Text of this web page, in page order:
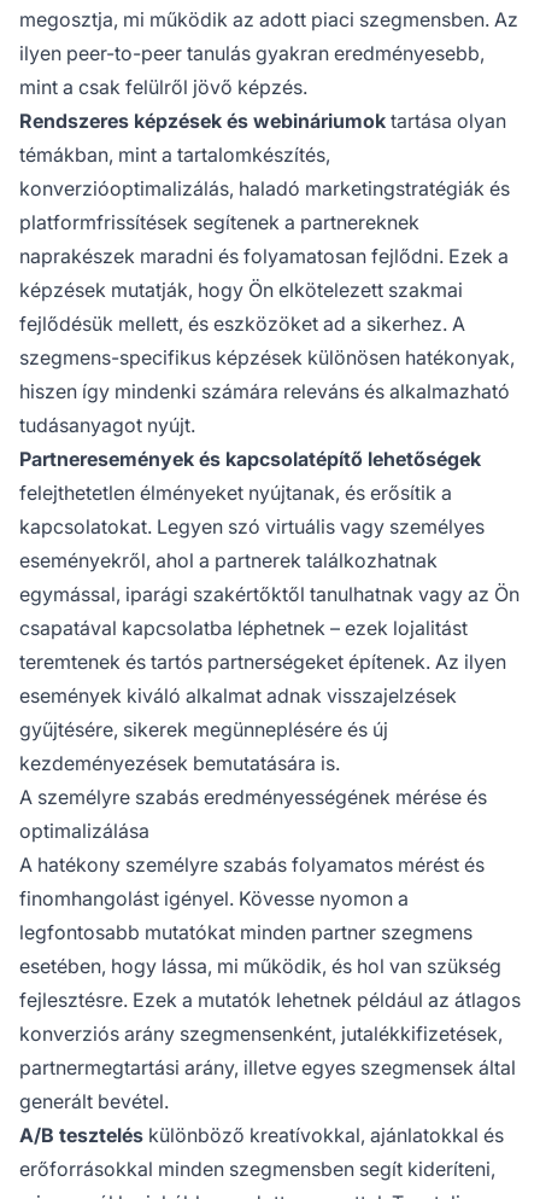
megosztja, mi működik az adott piaci szegmensben. Az
ilyen peer-to-peer tanulás gyakran eredményesebb,
mint a csak felülről jövő képzés.
Rendszeres képzések és webináriumok tartása olyan
témákban, mint a tartalomkészítés,
konverzióoptimalizálás, haladó marketingstratégiák és
platformfrissítések segítenek a partnereknek
naprakészek maradni és folyamatosan fejlődni. Ezek a
képzések mutatják, hogy Ön elkötelezett szakmai
fejlődésük mellett, és eszközöket ad a sikerhez. A
szegmens-specifikus képzések különösen hatékonyak,
hiszen így mindenki számára releváns és alkalmazható
tudásanyagot nyújt.
Partneresemények és kapcsolatépítő lehetőségek
felejthetetlen élményeket nyújtanak, és erősítik a
kapcsolatokat. Legyen szó virtuális vagy személyes
eseményekről, ahol a partnerek találkozhatnak
egymással, iparági szakértőktől tanulhatnak vagy az Ön
csapatával kapcsolatba léphetnek – ezek lojalitást
teremtenek és tartós partnerségeket építenek. Az ilyen
események kiváló alkalmat adnak visszajelzések
gyűjtésére, sikerek megünneplésére és új
kezdeményezések bemutatására is.
A személyre szabás eredményességének mérése és
optimalizálása
A hatékony személyre szabás folyamatos mérést és
finomhangolást igényel. Kövesse nyomon a
legfontosabb mutatókat minden partner szegmens
esetében, hogy lássa, mi működik, és hol van szükség
fejlesztésre. Ezek a mutatók lehetnek például az átlagos
konverziós arány szegmensenként, jutalékkifizetések,
partnermegtartási arány, illetve egyes szegmensek által
generált bevétel.
A/B tesztelés különböző kreatívokkal, ajánlatokkal és
erőforrásokkal minden szegmensben segít kideríteni,